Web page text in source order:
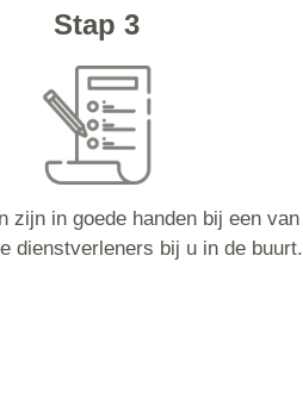
Stap 3
zijn in goede handen bij een van
dienstverleners bij u in de buurt.